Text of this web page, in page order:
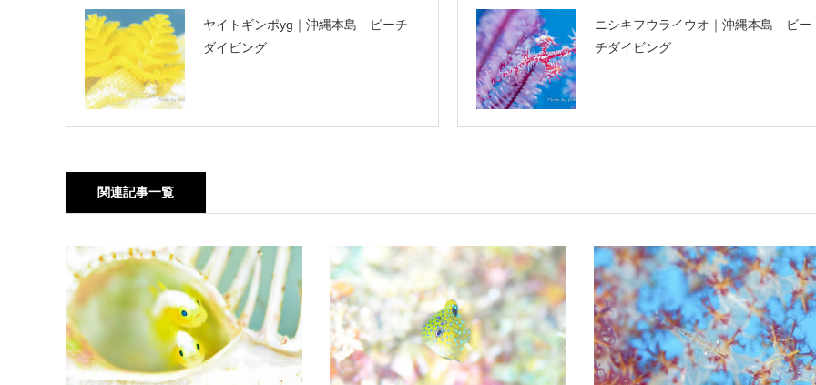
ヤイトギンポyg｜沖縄本島 ビーチ
ダイビング
ニシキフウライウオ｜沖縄本島 ビー
チダイビング
関連記事一覧